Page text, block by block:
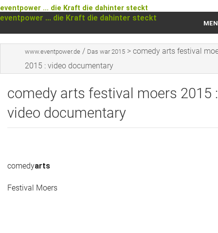
eventpower ... die Kraft die dahinter steckt
eventpower ... die Kraft die dahinter steckt
Startseite
Das war 2023
Das war 2021
Das war 2020
Das war 2017
www.eventpower.de / Das war 2015 > comedy arts festival
2015 : video documentary
comedy arts festival moers 2015 :
video documentary
comedyarts
Festival Moers